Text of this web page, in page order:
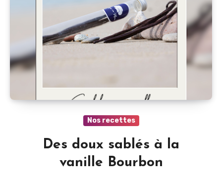
Nos recettes
Des doux sablés à la
vanille Bourbon